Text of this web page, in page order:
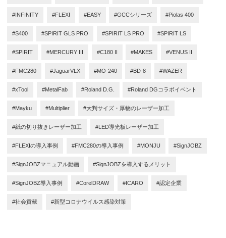
#INFINITY #FLEXI #EASY #GCCシリーズ #Piolas 400
#S400 #SPIRIT GLS PRO #SPIRIT LS PRO #SPIRIT LS
#SPIRIT #MERCURY III #C180 II #MAKES #VENUS II
#FMC280 #JaguarVLX #MO-240 #BD-8 #WAZER
#xTool #MetalFab #Roland D.G. #Roland DGコラボイベント
#Mayku #Multiplier #大判サイズ・厚物のレーザー加工
#紙の切り抜きレーザー加工 #LED導光板レーザー加工
#FLEXIの導入事例 #FMC280の導入事例 #MONJU #SignJOBZ
#SignJOBZマニュアル動画 #SignJOBZを導入するメリット
#SignJOBZ導入事例 #CorelDRAW #ICARO #認定企業
#社会貢献 #新型コロナウイルス感染対策